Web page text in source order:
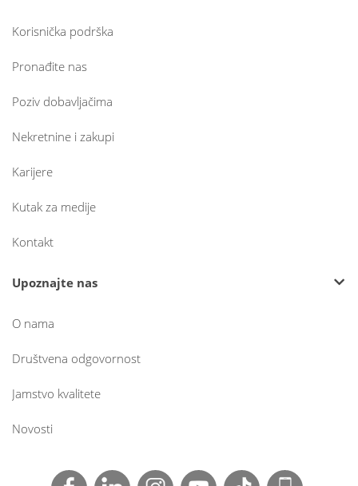
Korisnička podrška
Pronađite nas
Poziv dobavljačima
Nekretnine i zakupi
Karijere
Kutak za medije
Kontakt
Upoznajte nas
O nama
Društvena odgovornost
Jamstvo kvalitete
Novosti